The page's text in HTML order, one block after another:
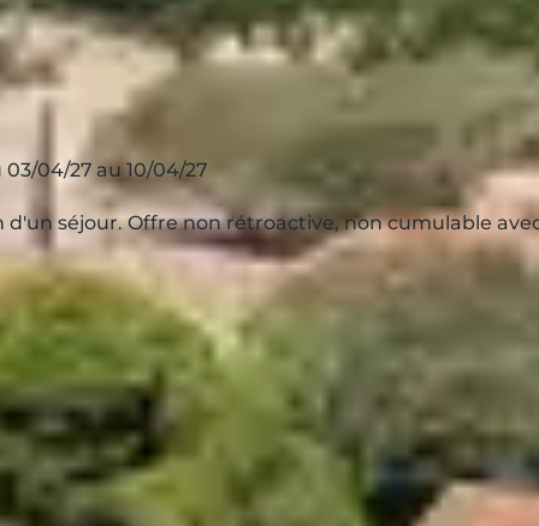
04/27 au 10/04/27
d'un séjour. Offre non rétroactive, non cumulable